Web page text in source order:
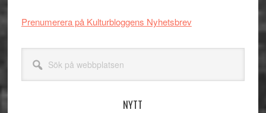
Prenumerera på Kulturbloggens Nyhetsbrev
webbplatsen
NYTT